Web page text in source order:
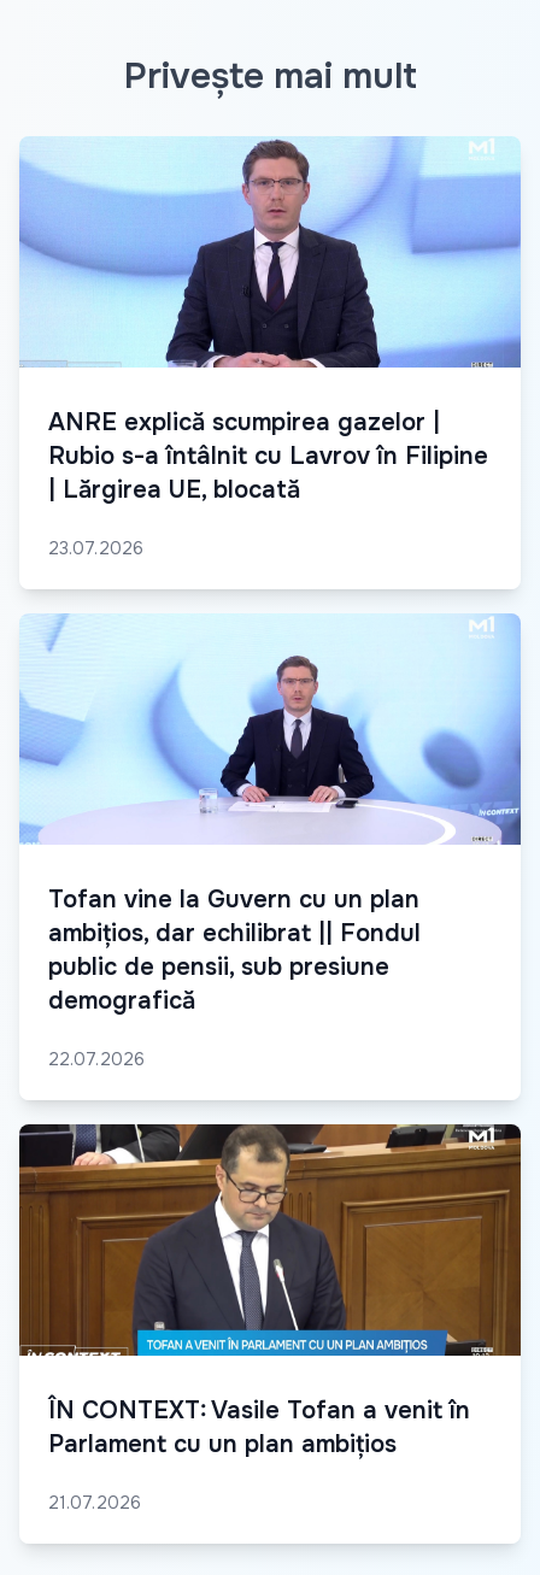
Privește mai mult
ANRE explică scumpirea gazelor |
Rubio s-a întâlnit cu Lavrov în Filipine
| Lărgirea UE, blocată
23.07.2026
Tofan vine la Guvern cu un plan
ambițios, dar echilibrat || Fondul
public de pensii, sub presiune
demografică
22.07.2026
ÎN CONTEXT: Vasile Tofan a venit în
Parlament cu un plan ambițios
21.07.2026